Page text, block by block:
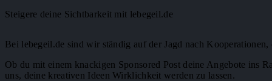
Steigere deine Sichtbarkeit mit lebegeil.de
Bei lebegeil.de sind wir ständig auf der Jagd nach
Ob du mit einem knackigen Sponsored Post deine Angebote ins
uns, deine kreativen Ideen Wirklichkeit werden zu lassen.